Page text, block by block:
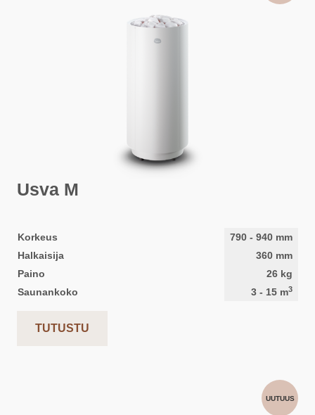
Usva M
Korkeus 790 - 940 mm
Halkaisija
360 mm
Paino
26 kg
Saunankoko
3 - 15 m3
TUTUSTU
UUTUUS